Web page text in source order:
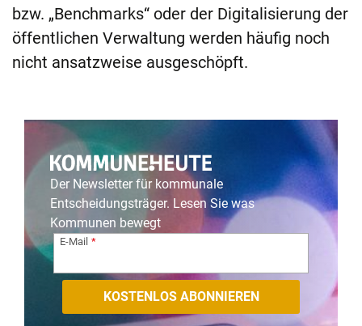
bzw. „Benchmarks“ oder der Digitalisierung der
öffentlichen Verwaltung werden häufig noch
nicht ansatzweise ausgeschöpft.
Der Newsletter für kommunale
Entscheidungsträger. Lesen Sie was
Kommunen bewegt
E-Mail